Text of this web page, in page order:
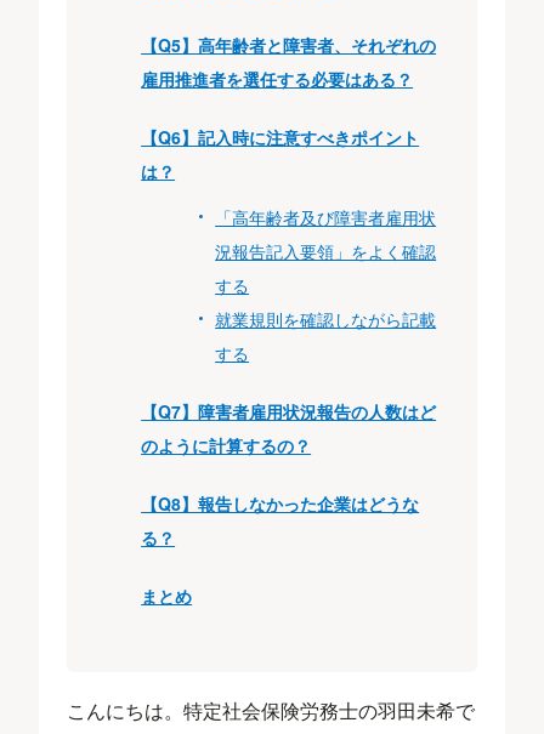
【Q5】高年齢者と障害者、それぞれの
雇用推進者を選任する必要はある？
【Q6】記入時に注意すべきポイント
は？
「高年齢者及び障害者雇用状
況報告記入要領」をよく確認
する
就業規則を確認しながら記載
する
【Q7】障害者雇用状況報告の人数はど
のように計算するの？
【Q8】報告しなかった企業はどうな
る？
まとめ
こんにちは。特定社会保険労務士の羽田未希で